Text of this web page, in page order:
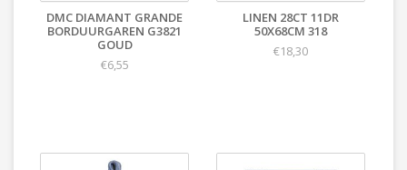
DMC DIAMANT GRANDE
BORDUURGAREN G3821
GOUD
€6,55
LINEN 28CT 11DR
50X68CM 318
€18,30